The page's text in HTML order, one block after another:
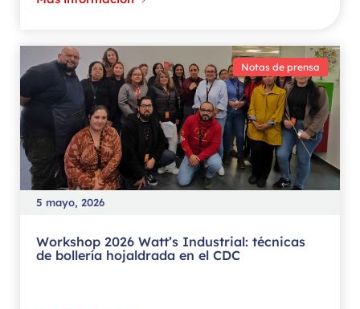
Notas de prensa
5 mayo, 2026
Workshop 2026 Watt’s Industrial: técnicas
de bollería hojaldrada en el CDC